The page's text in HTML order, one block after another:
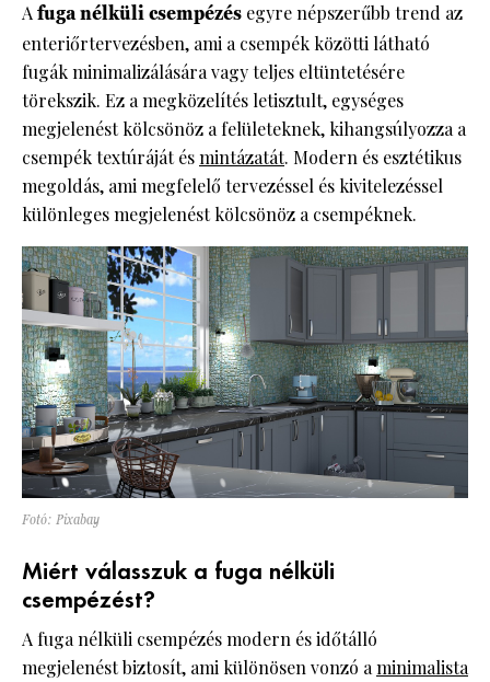
Afuga nélküli csempézés egyre népszerűbb trend az
enteriőrtervezésben, ami a csempék közötti látható
fugák minimalizálására vagy teljes eltüntetésére
törekszik. Ez a megközelítés letisztult, egységes
megjelenést kölcsönöz a felületeknek, kihangsúlyozza a
csempék textúráját ésmintázatát. Modern és esztétikus
megoldás, ami megfelelő tervezéssel és kivitelezéssel
különleges megjelenést kölcsönöz a csempéknek.
Fotó: Pixabay
Miért válasszuk a fuga nélküli
csempézést?
A fuga nélküli csempézés modern és időtálló
megjelenést biztosít, ami különösen vonzó a minimalista